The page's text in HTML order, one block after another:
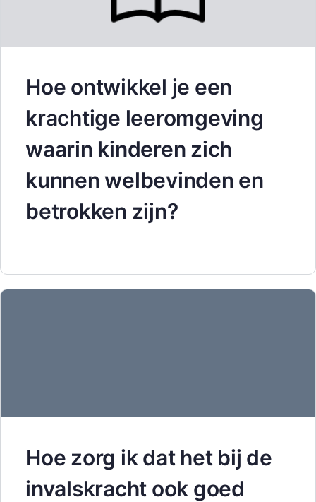
Hoe ontwikkel je een
krachtige leeromgeving
waarin kinderen zich
kunnen welbevinden en
betrokken zijn?
Hoe zorg ik dat het bij de
invalskracht ook goed